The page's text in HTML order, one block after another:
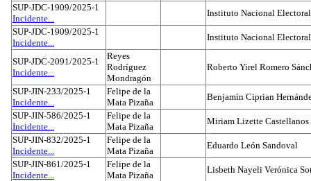
SUP-JDC-1909/2025-1
Incidente...
Instituto Nacional Electoral
SUP-JDC-1909/2025-1
Incidente...
Instituto Nacional Electoral
SUP-JDC-2091/2025-1
Incidente...
Reyes
Rodríguez
Mondragón
Roberto Yirel Romero
SUP-JIN-233/2025-1
Incidente...
Felipe de la
Mata Pizaña
Benjamín Ciprian
SUP-JIN-586/2025-1
Incidente...
Felipe de la
Mata Pizaña
Miriam Lizette Castellanos
SUP-JIN-832/2025-1
Incidente...
Felipe de la
Mata Pizaña
Eduardo León Sandoval
SUP-JIN-861/2025-1
Incidente...
Felipe de la
Mata Pizaña
Lisbeth Nayeli Verónica